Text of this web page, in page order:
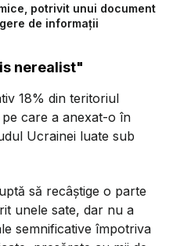
potrivit unui document
de informații
nerealist"
18% din teritoriul
care a anexat-o în
Ucrainei luate sub
să recâştige o parte
unele sate, dar nu a
semnificative împotriva